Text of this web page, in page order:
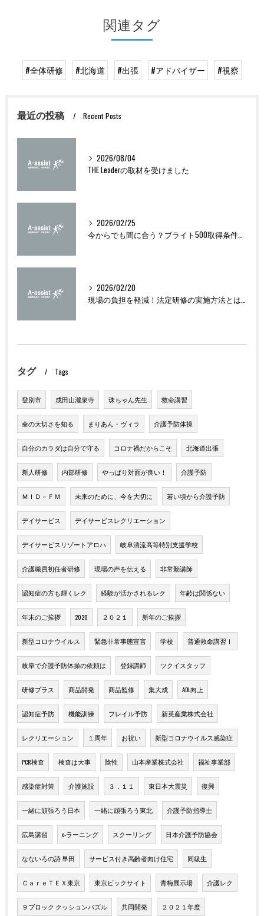
関連タグ
#全体研修 #北海道 #出張 #アドバイザー #視察
最近の投稿 Recent Posts
2026/08/04
THE Leaderの取材を受けました
2026/02/25
今からでも間に合う？ブライト500取得条件をわかりやすく解説
2026/02/20
現場の負担を軽減！法定研修の実施方法とは？
タグ Tags
登別市 成田山瀧泉寺 珠ちゃん先生 救命講習
命の大切さを知る まりあん・ヴィラ 介護予防体操
自分のカラダは自分で守る コロナ禍だからこそ 北海道出張
新人研修 内部研修 やっぱり対面が良い！ 介護予防
ＭＩＤ－ＦＭ 未来のために、今を大切に 若い頃から介護予防
デイサービス デイサービスレクリエーション
デイサービスリゾートアロハ 岐阜清流高等特別支援学校
介護職員初任者研修 現場の声を伝える 非常勤講師
認知症の方も輝くレク 経験が活かされるレク 年齢は関係ない
年末のご挨拶 2020 ２０２１ 新年のご挨拶
新型コロナウイルス 緊急非常事態宣言 学校 普通救命講習Ⅰ
岐阜で介護予防体操の依頼は 登録講師 ツクイスタッフ
研修プラス 商品開発 商品監修 集大成 ADL向上
認知症予防 機能訓練 フレイル予防 新英産業株式会社
レクリエーション １周年 お祝い 新型コロナウイルス感染症
PCR検査 検査は大事 陰性 山本産業株式会社 福祉事業部
感染症対策 介護施設 ３．１１ 東日本大震災 復興
一緒に頑張ろう日本 一緒に頑張ろう東北 介護予防指導士
広島講習 e-ラーニング スクーリング 日本介護予防協会
なないろの詩 早田 サービス付き高齢者向け住宅 同級生
ＣａｒｅＴＥＸ東京 東京ビックサイト 青梅展示場 介護レク
９ブロック クッションパズル 共同開発 ２０２１年度